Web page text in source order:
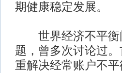
期健康稳定发展。
世界经济不平衡
题，曾多次讨论过
重解决经常账户不